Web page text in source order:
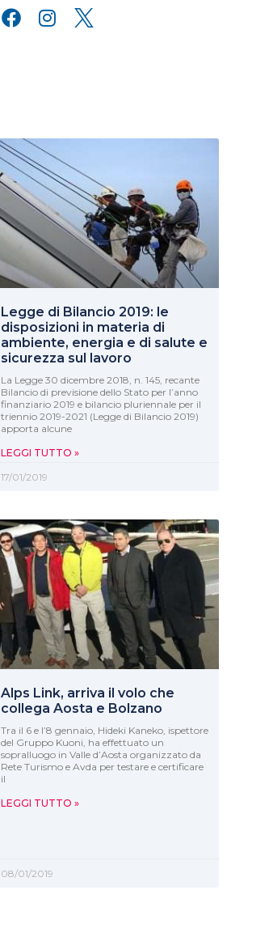
Legge di Bilancio 2019: le
disposizioni in materia di
ambiente, energia e di salute e
sicurezza sul lavoro
La Legge 30 dicembre 2018, n. 145, recante
Bilancio di previsione dello Stato per l’anno
finanziario 2019 e bilancio pluriennale per il
triennio 2019-2021 (Legge di Bilancio 2019)
apporta alcune
LEGGI TUTTO »
17/01/2019
Alps Link, arriva il volo che
collega Aosta e Bolzano
Tra il 6 e l’8 gennaio, Hideki Kaneko, ispettore
del Gruppo Kuoni, ha effettuato un
sopralluogo in Valle d’Aosta organizzato da
Rete Turismo e Avda per testare e certificare
il
LEGGI TUTTO »
08/01/2019